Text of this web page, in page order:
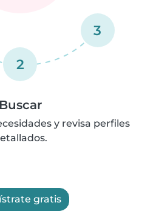
2
3
Buscar
y revisa perfiles
gratis